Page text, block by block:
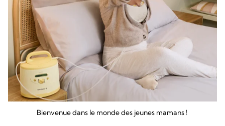
Bienvenue dans le monde des jeunes mamans !